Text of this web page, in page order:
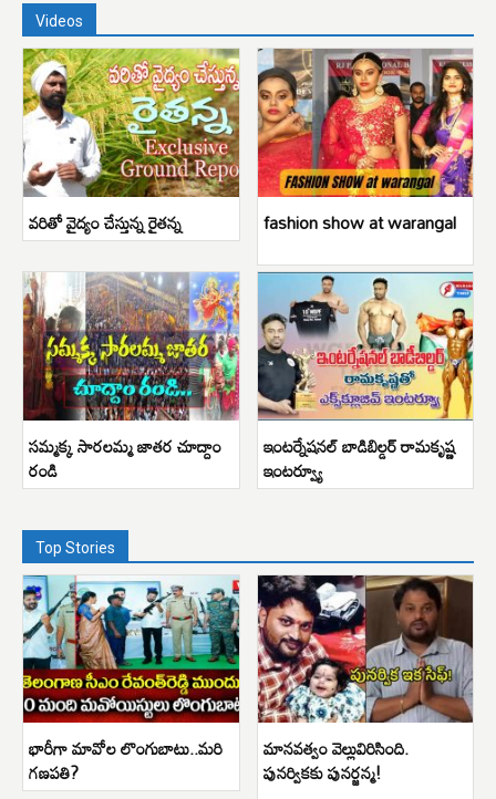
Videos
వరితో వైద్యం చేస్తున్న రైతన్న fashion show at warangal
సమ్మక్క సారలమ్మ జాతర చూద్దాం
రండి
ఇంటర్నేషనల్ బాడిబిల్డర్ రామకృష్ణ
ఇంటర్వ్యూ
Top Stories
భారీగా మావోల లొంగుబాటు..మరి
గణపతి?
మానవత్వం వెల్లువిరిసింది.
పునర్వికకు పునర్జన్మ!